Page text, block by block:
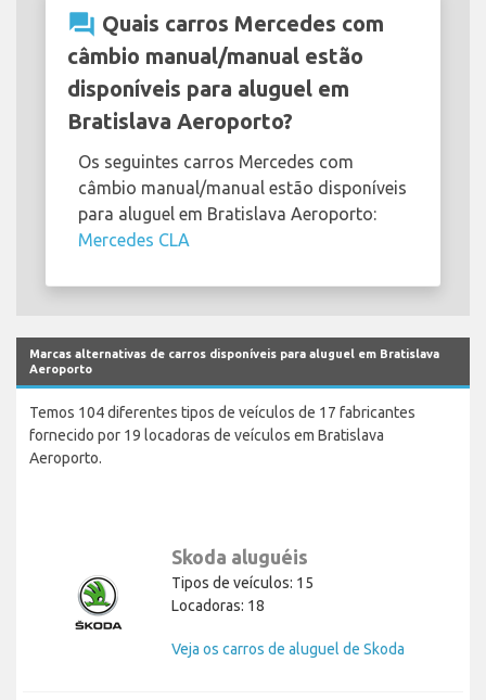
question_answer Quais carros Mercedes com
câmbio manual/manual estão
disponíveis para aluguel em
Bratislava Aeroporto?
Os seguintes carros Mercedes com
câmbio manual/manual estão disponíveis
para aluguel em Bratislava Aeroporto:
Mercedes CLA
Marcas alternativas de carros disponíveis para aluguel em Bratislava
Aeroporto
Temos 104 diferentes tipos de veículos de 17 fabricantes
fornecido por 19 locadoras de veículos em Bratislava
Aeroporto.
Skoda aluguéis
Tipos de veículos: 15
Locadoras: 18
Veja os carros de aluguel de Skoda